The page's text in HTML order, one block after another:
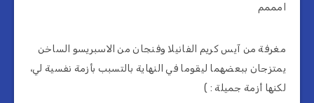
امممم
مغرفة من آيس كريم الفانيلا وفنجان من الاسبريسو الساخن
يمتزجان ببعضهما ليقوما في النهاية بالتسبب بأزمة نفسية لي،
لكنها أزمة جميلة : )